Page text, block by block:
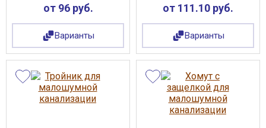
от 96 руб.
Варианты
от 111.10 руб.
Варианты